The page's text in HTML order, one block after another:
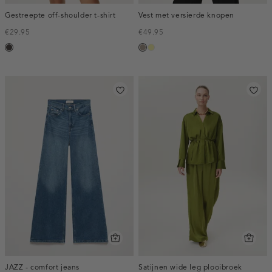
Gestreepte off-shoulder t-shirt
€29.95
choco
Vest met versierde knopen
€49.95
taupe,
lichtgeel
JAZZ - comfort jeans
Satijnen wide leg plooibroek